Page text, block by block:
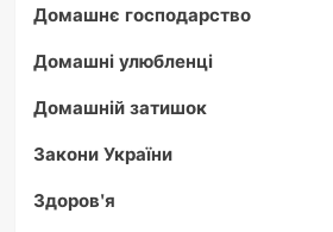
Домашнє господарство
Домашні улюбленці
Домашній затишок
Закони України
Здоров'я